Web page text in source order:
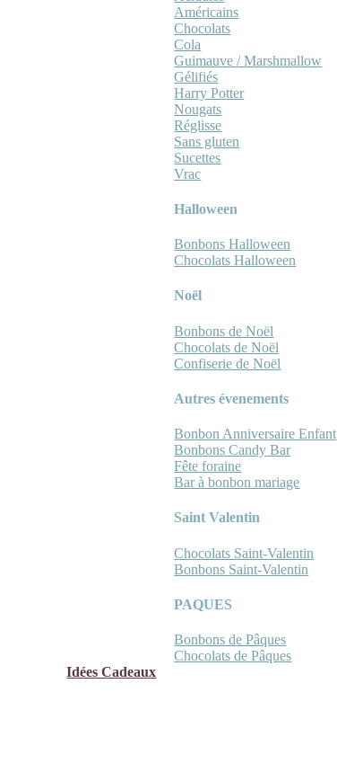
Américains
Chocolats
Cola
Guimauve / Marshmallow
Gélifiés
Harry Potter
Nougats
Réglisse
Sans gluten
Sucettes
Vrac
Halloween
Bonbons Halloween
Chocolats Halloween
Noël
Bonbons de Noël
Chocolats de Noël
Confiserie de Noël
Autres évenements
Bonbon Anniversaire Enfant
Bonbons Candy Bar
Fête foraine
Bar à bonbon mariage
Saint Valentin
Chocolats Saint-Valentin
Bonbons Saint-Valentin
PAQUES
Bonbons de Pâques
Chocolats de Pâques
Idées Cadeaux